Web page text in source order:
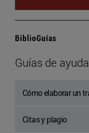
BiblioGuías
Guías de
Cómo elaborar un
Citas y plagio